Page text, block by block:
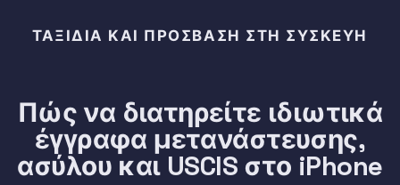
ΤΑΞΊΔΙΑ ΚΑΙ ΠΡΌΣΒΑΣΗ ΣΤΗ ΣΥΣΚΕΥΉ
Πώς να διατηρείτε ιδιωτικά
έγγραφα μετανάστευσης,
ασύλου και USCIS στο iPhone